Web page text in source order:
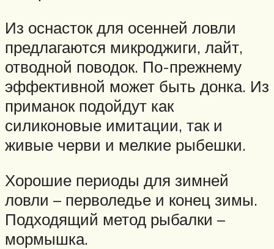
Из оснасток для осенней ловли
предлагаются микроджиги, лайт,
отводной поводок. По-прежнему
эффективной может быть донка. Из
приманок подойдут как
силиконовые имитации, так и
живые черви и мелкие рыбешки.
Хорошие периоды для зимней
ловли – перволедье и конец зимы.
Подходящий метод рыбалки –
мормышка.